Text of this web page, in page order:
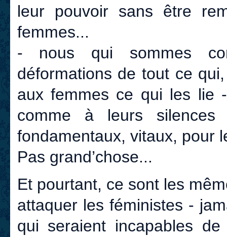
leur pouvoir sans être
femmes...
- nous qui sommes
déformations de tout ce
aux femmes ce qui les lie
comme à leurs
fondamentaux, vitaux, pour
Pas grand’chose...
Et pourtant, ce sont les
attaquer les féministes -
qui seraient incapables